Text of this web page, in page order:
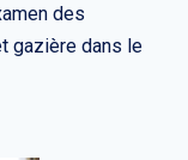
des
gazière dans le